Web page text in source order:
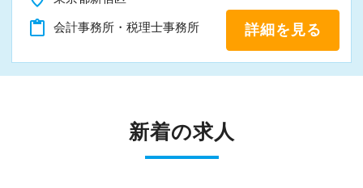
content_paste 会計事務所・税理士事務所 詳細を見る
新着の求人